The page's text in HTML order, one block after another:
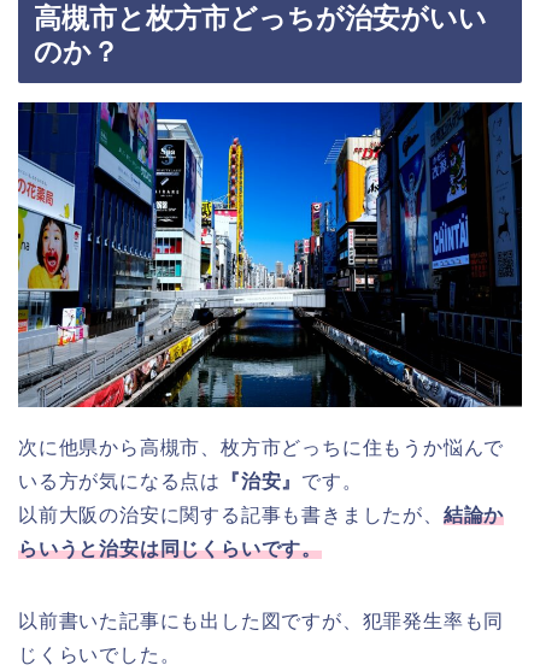
高槻市と枚方市どっちが治安がいい
のか？
次に他県から高槻市、枚方市どっちに住もうか悩んで
いる方が気になる点は
『治安』 です。
以前大阪の治安に関する記事も書きましたが、 結論か
らいうと治安は同じくらいです。
以前書いた記事にも出した図ですが、犯罪発生率も同
じくらいでした。